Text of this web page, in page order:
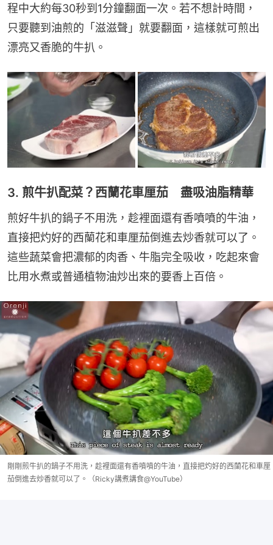
程中大約每30秒到1分鐘翻面一次。若不想計時間，
只要聽到油煎的「滋滋聲」就要翻面，這樣就可煎出
漂亮又香脆的牛扒。
3. 煎牛扒配菜？西蘭花車厘茄 盡吸油脂精華
煎好牛扒的鍋子不用洗，趁裡面還有香噴噴的牛油，
直接把灼好的西蘭花和車厘茄倒進去炒香就可以了。
這些蔬菜會把濃郁的肉香、牛脂完全吸收，吃起來會
比用水煮或普通植物油炒出來的要香上百倍。
剛剛煎牛扒的鍋子不用洗，趁裡面還有香噴噴的牛油，直接把灼好的西蘭花和車厘
茄倒進去炒香就可以了。（Ricky講煮講食@YouTube）